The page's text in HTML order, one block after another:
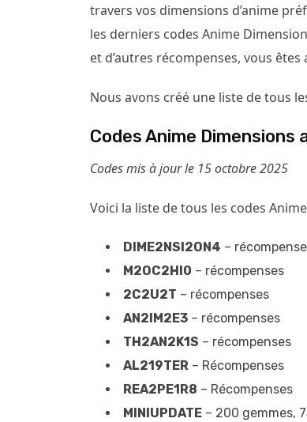
travers vos dimensions d’anime
les derniers codes Anime
et d’autres récompenses, vous
Nous avons créé une liste de tous
Codes Anime Dimensions
Codes mis à jour le 15 octobre 2025
Voici la liste de tous les codes
DIME2NSI2ON4 –
M2OC2HI0 – récompenses
2C2U2T – récompenses
AN2IM2E3 – récompenses
TH2AN2K1S – récompenses
AL219TER – Récompenses
REA2PE1R8 – Récompenses
MINIUPDATE – 200 gemmes,